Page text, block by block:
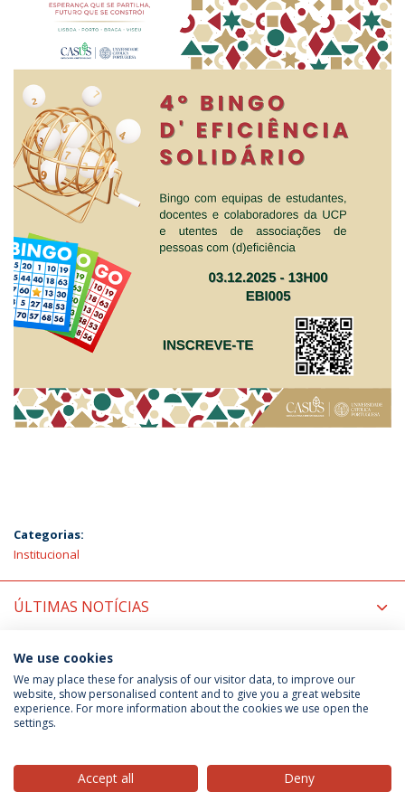
Categorias:
Institucional
ÚLTIMAS NOTÍCIAS
PRÓXIMOS EVENTOS
Política de Privacidade
Termos & Condições
We use cookies
We may place these for analysis of our visitor data, to improve our
website, show personalised content and to give you a great website
experience. For more information about the cookies we use open the
settings.
Accept all Deny